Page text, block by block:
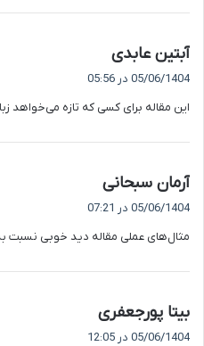
آبتین عابدی
ف
:
05/06/1404 در 05:56
این مقاله برای کسی که تازه می‌خواهد
آرمان سبحانی
ف
:
05/06/1404 در 07:21
مثال‌های عملی مقاله دید خوبی نسبت
بیتا پورجعفری
ف
05/06/1404 در 12:05